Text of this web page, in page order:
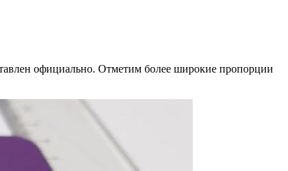
официально. Отметим более широкие пропорции